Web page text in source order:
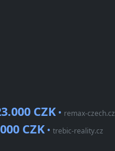
CZK • remax-czech.cz
CZK • trebic-reality.cz